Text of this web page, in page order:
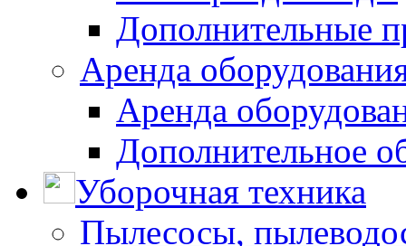
Дополнительные
Аренда
Аренда
Дополнительное
Уборочная техника
Пылесосы,